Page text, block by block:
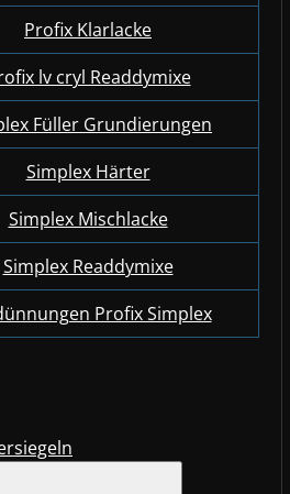
Profix Klarlacke
lv cryl Readdymixe
Füller Grundierungen
Simplex Härter
Simplex Mischlacke
Simplex Readdymixe
Profix Simplex